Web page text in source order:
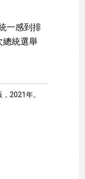
一感到排
總統選舉
2021年。